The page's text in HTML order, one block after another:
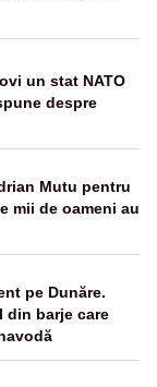
un stat NATO
despre
Mutu pentru
mii de oameni au
pe Dunăre.
din barje care